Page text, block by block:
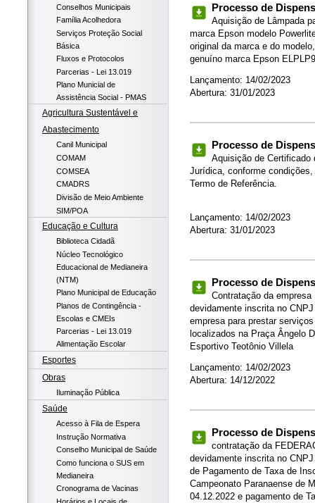
Conselhos Municipais
Família Acolhedora
Serviços Proteção Social
Básica
Fluxos e Protocolos
Parcerias - Lei 13.019
Plano Municial de
Assistência Social - PMAS
Agricultura Sustentável e
Abastecimento
Canil Municipal
COMAM
COMSEA
CMADRS
Divisão de Meio Ambiente
SIM/POA
Educação e Cultura
Biblioteca Cidadã
Núcleo Tecnológico
Educacional de Medianeira
(NTM)
Plano Municipal de Educação
Planos de Contingência -
Escolas e CMEIs
Parcerias - Lei 13.019
Alimentação Escolar
Esportes
Obras
Iluminação Pública
Saúde
Acesso à Fila de Espera
Instrução Normativa
Conselho Municipal de Saúde
Como funciona o SUS em
Medianeira
Cronograma de Vacinas
Horários e Locais de
Processo de
Aquisição de Lâmpada
marca Epson modelo
original da marca e do
genuíno marca Epson
Lançamento: 14/02/2023
Abertura: 31/01/2023
Processo de
Aquisição de
Jurídica, conforme
Termo de Referência.
Lançamento: 14/02/2023
Abertura: 31/01/2023
Processo de
Contratação da empresa
devidamente inscrita no
empresa para prestar
localizados na Praça Ângelo
Esportivo Teotônio Villela
Lançamento: 14/02/2023
Abertura: 14/12/2022
Processo de
contratação da
devidamente inscrita no
de Pagamento de Taxa de
Campeonato Paranaense de
04.12.2022 e pagamento de